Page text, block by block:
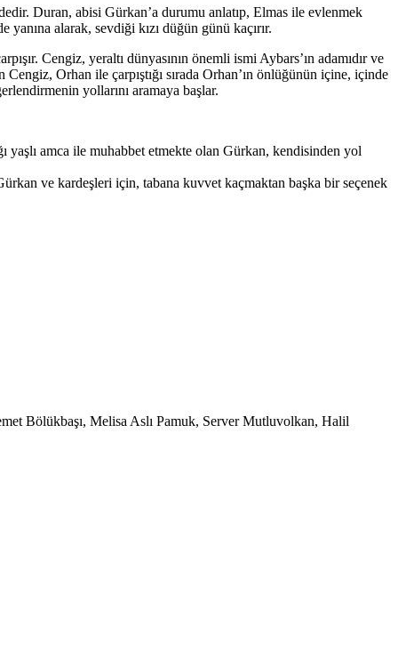
Duran, abisi Gürkan’a durumu anlatıp, Elmas ile evlenmek
alarak, sevdiği kızı düğün günü kaçırır.
Cengiz, yeraltı dünyasının önemli ismi Aybars’ın adamıdır ve
Orhan ile çarpıştığı sırada Orhan’ın önlüğünün içine, içinde
yollarını aramaya başlar.
yaşlı amca ile muhabbet etmekte olan Gürkan, kendisinden yol
ve kardeşleri için, tabana kuvvet kaçmaktan başka bir seçenek
Bölükbaşı, Melisa Aslı Pamuk, Server Mutluvolkan, Halil